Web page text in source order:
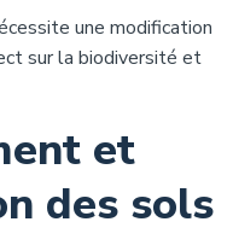
une modification
sur la biodiversité et
et
des sols